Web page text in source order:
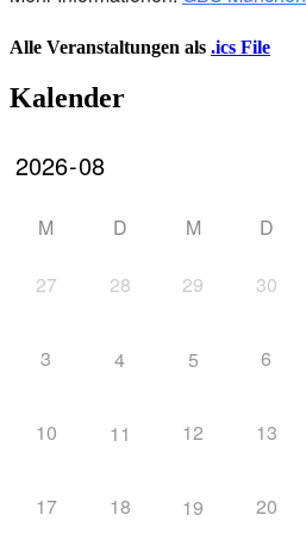
Alle Veranstaltungen als .ics File
Kalender
M D M D
27 28 29 30
3 4 5 6
10 11 12 13
17 18 19 20